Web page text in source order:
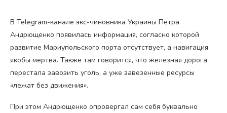
В Telegram-канале экс-чиновника Украины Петра
Андрющенко появилась информация, согласно которой
развитие Мариупольского порта отсутствует, а навигация
якобы мертва. Также там говорится, что железная дорога
перестала завозить уголь, а уже завезенные ресурсы
«лежат без движения».
При этом Андрющенко опровергал сам себя буквально